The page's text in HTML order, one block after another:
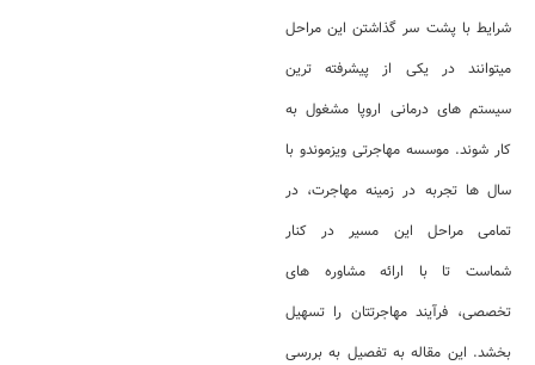
شرایط با پشت سر گذاشتن این مراحل
میتوانند در یکی از پیشرفته‌ ترین
سیستم‌ های درمانی اروپا مشغول به
کار شوند. موسسه مهاجرتی ویزموندو با
سال‌ ها تجربه در زمینه مهاجرت، در
تمامی مراحل این مسیر در کنار
شماست تا با ارائه مشاوره‌ های
تخصصی، فرآیند مهاجرتتان را تسهیل
بخشد. این مقاله به تفصیل به بررسی